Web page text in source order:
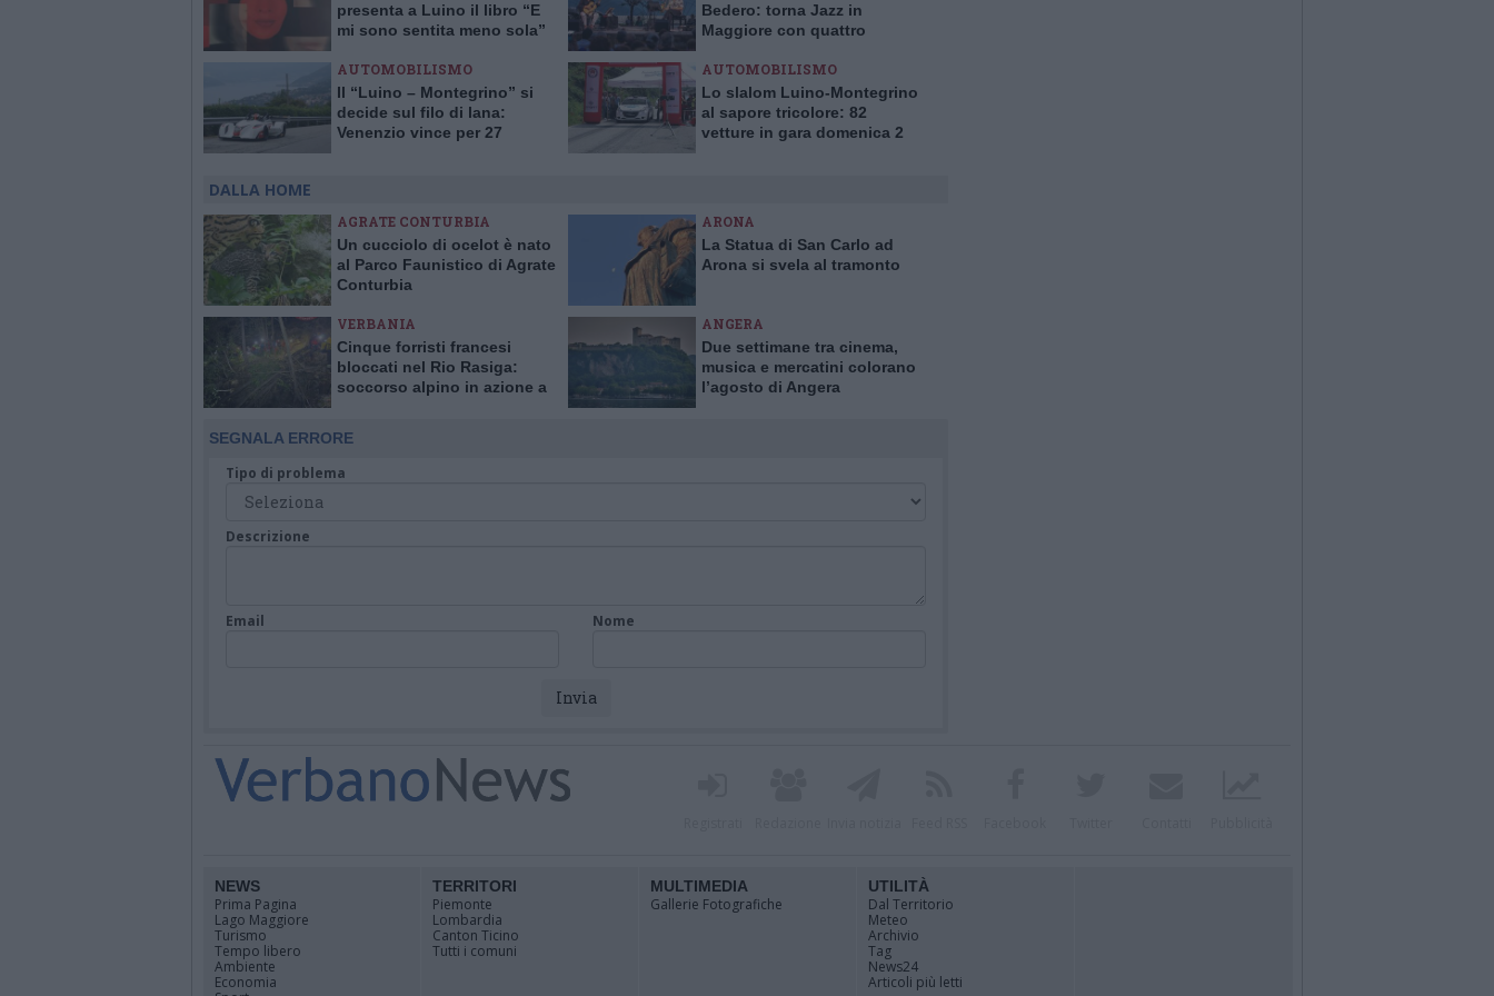
presenta a Luino il libro “E
mi sono sentita meno sola”
Bedero: torna Jazz in
Maggiore con quattro
AUTOMOBILISMO
Il “Luino – Montegrino” si
decide sul filo di lana:
Venenzio vince per 27
AUTOMOBILISMO
Lo slalom Luino-Montegrino
al sapore tricolore: 82
vetture in gara domenica 2
DALLA HOME
AGRATE CONTURBIA
Un cucciolo di ocelot è nato
al Parco Faunistico di Agrate
Conturbia
ARONA
La Statua di San Carlo ad
Arona si svela al tramonto
VERBANIA
Cinque forristi francesi
bloccati nel Rio Rasiga:
soccorso alpino in azione a
ANGERA
Due settimane tra cinema,
musica e mercatini colorano
l’agosto di Angera
SEGNALA ERRORE
Tipo di problema
Descrizione
Email Nome
NEWS
Prima Pagina
Lago Maggiore
Turismo
Tempo libero
Ambiente
Economia
TERRITORI
Piemonte
Lombardia
Canton Ticino
Tutti i comuni
MULTIMEDIA
Gallerie Fotografiche
UTILITÀ
Dal Territorio
Meteo
Archivio
Tag
News24
Articoli più letti